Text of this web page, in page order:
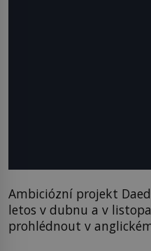
Ambiciózní projekt
letos v dubnu a v
prohlédnout v